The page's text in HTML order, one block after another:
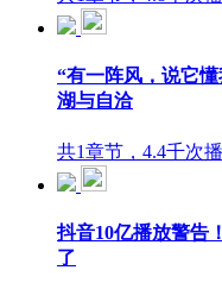
“有一阵风，说它
湖与自洽
共1章节，4.4千次
抖音10亿播放警告
了